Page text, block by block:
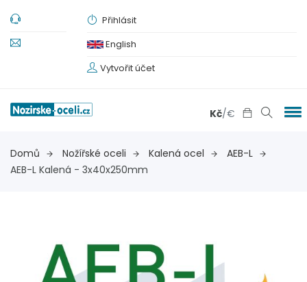
Přihlásit
English
Vytvořit účet
Kč/€
Domů Nožířské oceli Kalená ocel
AEB-L
AEB-L Kalená - 3x40x250mm